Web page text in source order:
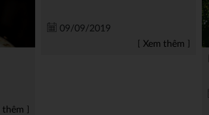
thêm
09/09/2019
Xem thêm